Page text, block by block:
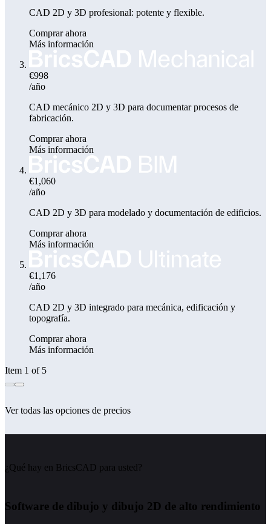
CAD 2D y 3D profesional: potente y flexible.
Comprar ahora
Más información
€998
/año
CAD mecánico 2D y 3D para documentar procesos de
fabricación.
Comprar ahora
Más información
€1,060
/año
CAD 2D y 3D para modelado y documentación de edificios.
Comprar ahora
Más información
€1,176
/año
CAD 2D y 3D integrado para mecánica, edificación y
topografía.
Comprar ahora
Más información
Item 1 of 5
Ver todas las opciones de precios
¿Qué hay en BricsCAD para usted?
Software de dibujo y dibujo 2D de alto rendimiento